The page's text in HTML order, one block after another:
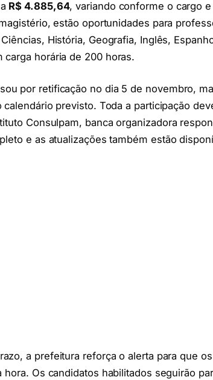
R$ 4.885,64, variando conforme o cargo
estão oportunidades para
História, Geografia, Inglês,
carga horária de 200 horas.
por retificação no dia 5 de novembro,
previsto. Toda a participação
Consulpam, banca organizadora
e as atualizações também estão
a prefeitura reforça o alerta para que
Os candidatos habilitados seguirão